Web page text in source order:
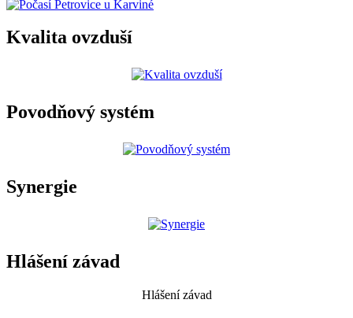
Kvalita ovzduší
Povodňový systém
Synergie
Hlášení závad
Hlášení závad